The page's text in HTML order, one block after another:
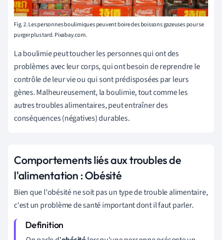
Fig. 2. Les personnes boulimiques peuvent boire des boissons gazeuses pour se
purger plus tard. Pixabay.com.
La boulimie peut toucher les personnes qui ont des
problèmes avec leur corps, qui ont besoin de reprendre le
contrôle de leur vie ou qui sont prédisposées par leurs
gènes. Malheureusement, la boulimie, tout comme les
autres troubles alimentaires, peut entraîner des
conséquences (négatives) durables.
Comportements liés aux troubles de
l'alimentation : Obésité
Bien que l'obésité ne soit pas un type de trouble alimentaire,
c'est un problème de santé important dont il faut parler.